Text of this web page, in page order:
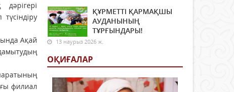
Ақай
филиал
ҚҰРМЕТТІ ҚАРМАҚШЫ
АУДАНЫНЫҢ
ТҰРҒЫНДАРЫ!
13 наурыз 2026 ж.
ОҚИҒАЛАР